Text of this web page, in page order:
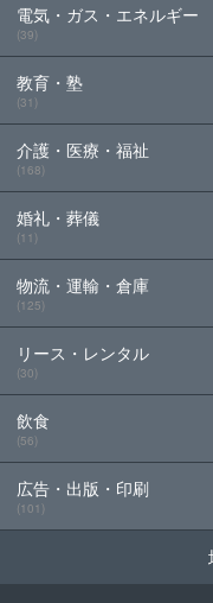
電気・ガス・エネルギー
(39)
教育・塾
(31)
介護・医療・福祉
(168)
婚礼・葬儀
(11)
物流・運輸・倉庫
(125)
リース・レンタル
(30)
飲食
(56)
広告・出版・印刷
(101)